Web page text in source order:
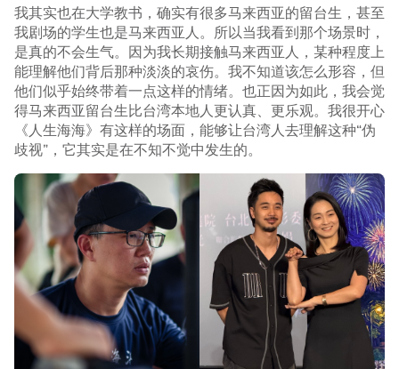
我其实也在大学教书，确实有很多马来西亚的留台生，甚至
我剧场的学生也是马来西亚人。所以当我看到那个场景时，
是真的不会生气。因为我长期接触马来西亚人，某种程度上
能理解他们背后那种淡淡的哀伤。我不知道该怎么形容，但
他们似乎始终带着一点这样的情绪。也正因为如此，我会觉
得马来西亚留台生比台湾本地人更认真、更乐观。我很开心
《人生海海》有这样的场面，能够让台湾人去理解这种“伪
歧视”，它其实是在不知不觉中发生的。